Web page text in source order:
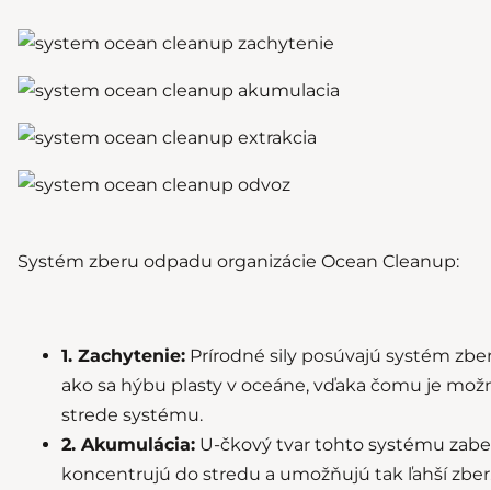
Systém zberu odpadu organizácie Ocean Cleanup:
1. Zachytenie: Prírodné sily posúvajú systém
ako sa hýbu plasty v oceáne, vďaka čomu je
strede systému.
2. Akumulácia: U-čkový tvar tohto systému
koncentrujú do stredu a umožňujú tak ľahší